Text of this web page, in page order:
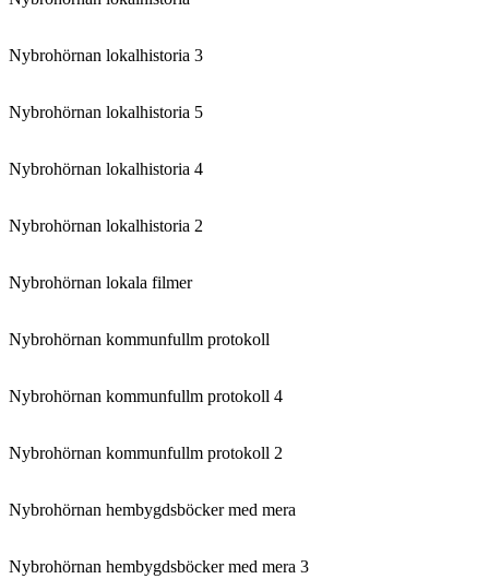
Nybrohörnan lokalhistoria 3
Nybrohörnan lokalhistoria 5
Nybrohörnan lokalhistoria 4
Nybrohörnan lokalhistoria 2
Nybrohörnan lokala filmer
Nybrohörnan kommunfullm protokoll
Nybrohörnan kommunfullm protokoll 4
Nybrohörnan kommunfullm protokoll 2
Nybrohörnan hembygdsböcker med mera
Nybrohörnan hembygdsböcker med mera 3